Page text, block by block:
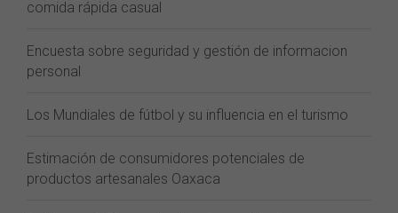
comida rápida casual
Encuesta sobre seguridad y gestión de informacion
personal
Los Mundiales de fútbol y su influencia en el turismo
Estimación de consumidores potenciales de
productos artesanales Oaxaca